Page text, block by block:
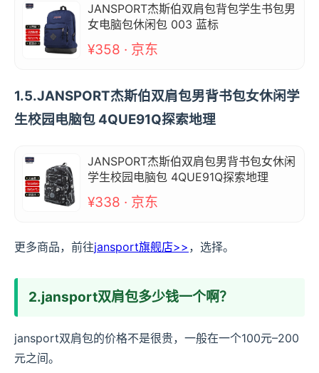
JANSPORT杰斯伯双肩包背包学生书包男
女电脑包休闲包 003 蓝标
¥358 · 京东
1.5.JANSPORT杰斯伯双肩包男背书包女休闲学
生校园电脑包 4QUE91Q探索地理
JANSPORT杰斯伯双肩包男背书包女休闲
学生校园电脑包 4QUE91Q探索地理
¥338 · 京东
更多商品，前往jansport旗舰店>> ，选择。
2.jansport双肩包多少钱一个啊？
jansport双肩包的价格不是很贵，一般在一个100元–200
元之间。